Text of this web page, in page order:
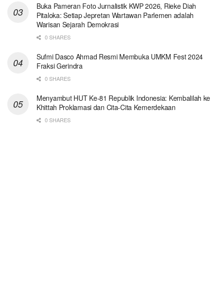
Buka Pameran Foto Jurnalistik KWP 2026, Rieke Diah
Pitaloka: Setiap Jepretan Wartawan Parlemen adalah
Warisan Sejarah Demokrasi
0 SHARES
Sufmi Dasco Ahmad Resmi Membuka UMKM Fest 2024
Fraksi Gerindra
0 SHARES
Menyambut HUT Ke-81 Republik Indonesia: Kembalilah ke
Khittah Proklamasi dan Cita-Cita Kemerdekaan
0 SHARES